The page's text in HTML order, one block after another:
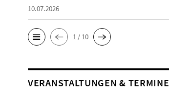
10.07.2026
1 / 10
VERANSTALTUNGEN & TERMINE